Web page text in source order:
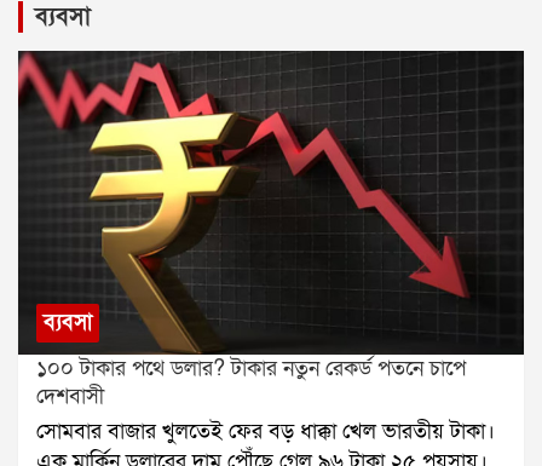
ব্যবসা
ব্যবসা
১০০ টাকার পথে ডলার? টাকার নতুন রেকর্ড পতনে চাপে
দেশবাসী
সোমবার বাজার খুলতেই ফের বড় ধাক্কা খেল ভারতীয় টাকা।